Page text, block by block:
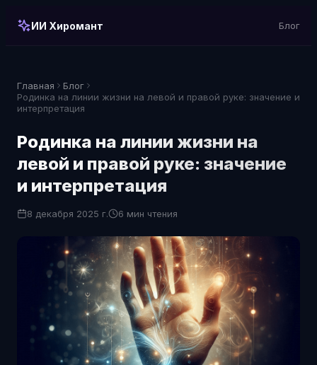
ИИ Хиромант Блог
Главная
Блог
Родинка на линии жизни на левой и правой руке: значение и
интерпретация
Родинка на линии жизни на
левой и правой руке: значение
и интерпретация
8 декабря 2025 г. 6 мин чтения